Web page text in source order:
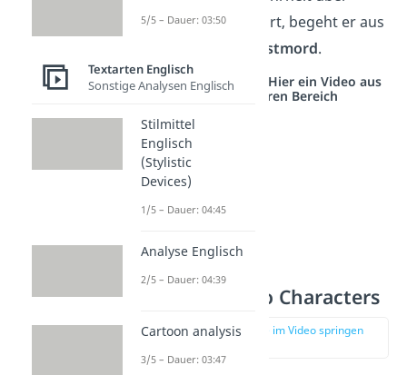
Jagos Intrige erfährt, begeht er aus
Selbstmord.
Studyflix vernetzt: Hier ein Video aus
einem anderen Bereich
Jago – Othello Characters
zur Stelle im Video springen
5/5 – Dauer: 03:50
Textarten Englisch
Sonstige Analysen Englisch
Stilmittel
Englisch
(Stylistic
Devices)
1/5 – Dauer: 04:45
Analyse Englisch
2/5 – Dauer: 04:39
Cartoon analysis
3/5 – Dauer: 03:47